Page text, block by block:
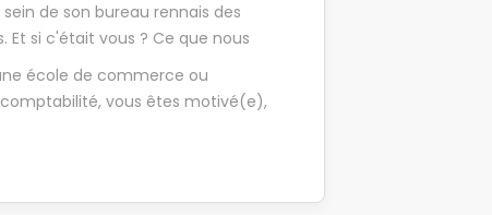
de son bureau rennais des
Et si c'était vous ? Ce que nous
à nos méthodes et outils,
variées d'audit sur un
internationale, de PME et
aux comptes) -
Encadré(e) par vos
école de commerce ou
vous êtes motivé(e),
Vous avez un excellent
N'attendez plus, postulez !